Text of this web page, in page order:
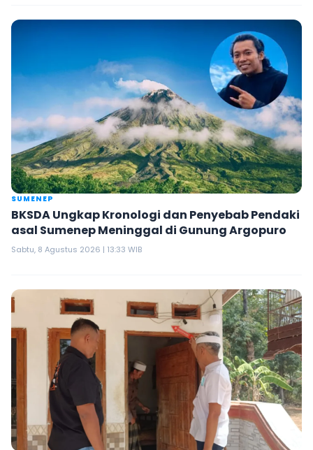
SUMENEP
BKSDA Ungkap Kronologi dan Penyebab Pendaki
asal Sumenep Meninggal di Gunung Argopuro
Sabtu, 8 Agustus 2026 | 13:33 WIB